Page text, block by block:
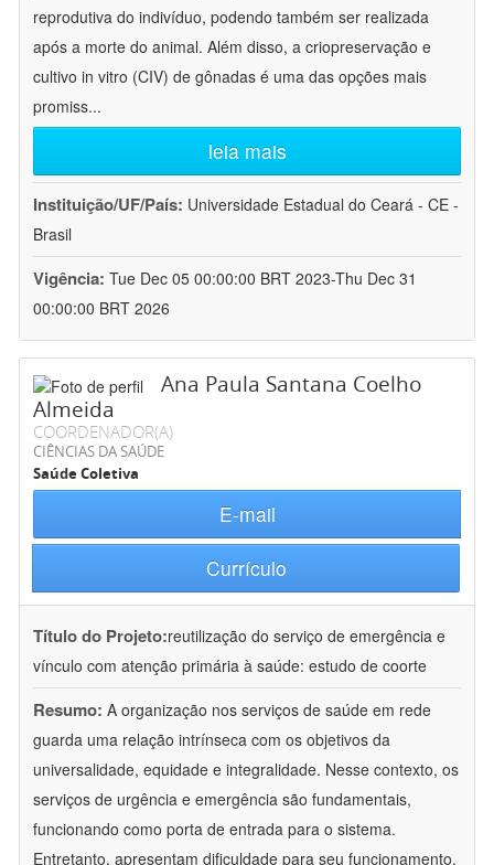
reprodutiva do indivíduo, podendo também ser realizada
após a morte do animal. Além disso, a criopreservação e
cultivo in vitro (CIV) de gônadas é uma das opções mais
promiss...
leia mais
Instituição/UF/País: Universidade Estadual do Ceará - CE -
Brasil
Vigência: Tue Dec 05 00:00:00 BRT 2023-Thu Dec 31
00:00:00 BRT 2026
Ana Paula Santana Coelho
Almeida
COORDENADOR(A)
CIÊNCIAS DA SAÚDE
Saúde Coletiva
E-mail
Currículo
Título do Projeto:reutilização do serviço de emergência e
vínculo com atenção primária à saúde: estudo de coorte
Resumo: A organização nos serviços de saúde em rede
guarda uma relação intrínseca com os objetivos da
universalidade, equidade e integralidade. Nesse contexto, os
serviços de urgência e emergência são fundamentais,
funcionando como porta de entrada para o sistema.
Entretanto, apresentam dificuldade para seu funcionamento,